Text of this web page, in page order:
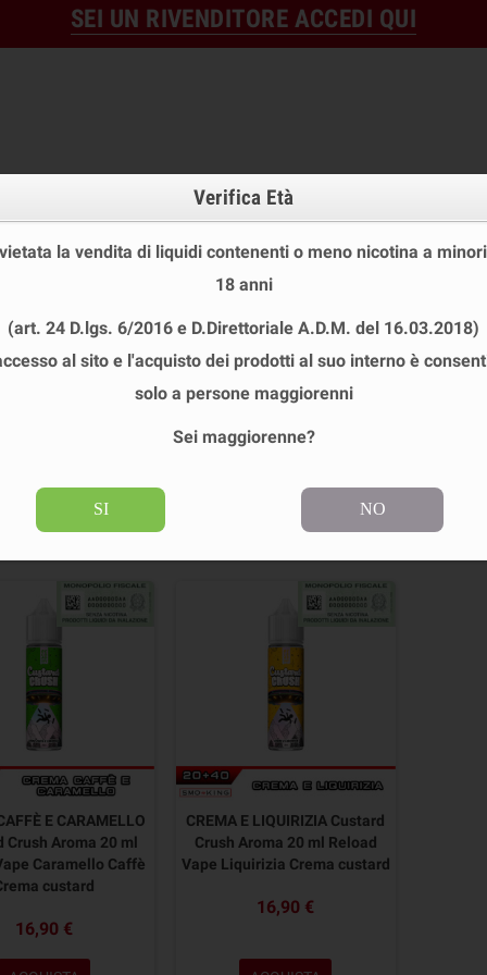
SEI UN RIVENDITORE ACCEDI QUI
USA E GETTA LIQUIDI PRONTI SHOT E
VAPE SHOT 20+40 ML chevron_right CUSTARD CRUSH
CRUSH
Ordina per:
E CARAMELLO
Crush Aroma 20 ml
Caramello Caffè
custard
16,90 €
CREMA E LIQUIRIZIA Custard
Crush Aroma 20 ml Reload
Vape Liquirizia Crema custard
16,90 €
Verifica Età
la vendita di liquidi contenenti o meno nicotina a
18 anni
(art. 24 D.lgs. 6/2016 e D.Direttoriale A.D.M. del 16.03.2018)
al sito e l'acquisto dei prodotti al suo interno è
solo a persone maggiorenni
Sei maggiorenne?
SI NO